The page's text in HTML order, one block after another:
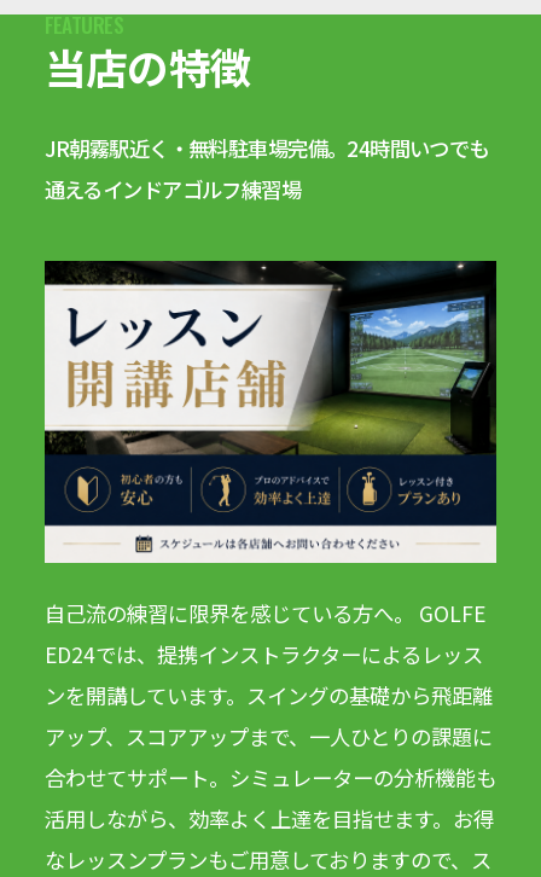
当店の特徴
JR朝霧駅近く・無料駐車場完備。24時間いつでも
通えるインドアゴルフ練習場
自己流の練習に限界を感じている方へ。 GOLFE
ED24では、提携インストラクターによるレッス
ンを開講しています。スイングの基礎から飛距離
アップ、スコアアップまで、一人ひとりの課題に
合わせてサポート。シミュレーターの分析機能も
活用しながら、効率よく上達を目指せます。お得
なレッスンプランもご用意しておりますので、ス